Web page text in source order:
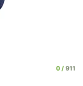
0
911